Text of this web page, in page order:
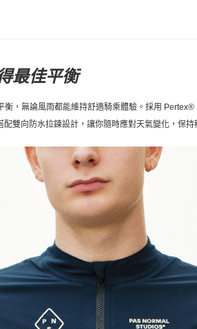
最佳平衡
衡，無論風雨都能維持舒適騎乘體驗。採用 Pertex®
雙向防水拉鍊設計，讓你隨時應對天氣變化，保持